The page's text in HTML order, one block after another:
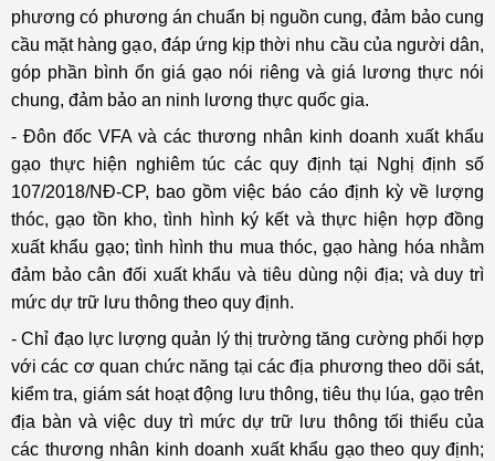
phương có phương án chuẩn bị nguồn cung, đảm bảo cung
cầu mặt hàng gạo, đáp ứng kịp thời nhu cầu của người dân,
góp phần bình ổn giá gạo nói riêng và giá lương thực nói
chung, đảm bảo an ninh lương thực quốc gia.
- Đôn đốc VFA và các thương nhân kinh doanh xuất khẩu
gạo thực hiện nghiêm túc các quy định tại Nghị định số
107/2018/NĐ-CP, bao gồm việc báo cáo định kỳ về lượng
thóc, gạo tồn kho, tình hình ký kết và thực hiện hợp đồng
xuất khẩu gạo; tình hình thu mua thóc, gạo hàng hóa nhằm
đảm bảo cân đối xuất khẩu và tiêu dùng nội địa; và duy trì
mức dự trữ lưu thông theo quy định.
- Chỉ đạo lực lượng quản lý thị trường tăng cường phối hợp
với các cơ quan chức năng tại các địa phương theo dõi sát,
kiểm tra, giám sát hoạt động lưu thông, tiêu thụ lúa, gạo trên
địa bàn và việc duy trì mức dự trữ lưu thông tối thiểu của
các thương nhân kinh doanh xuất khẩu gạo theo quy định;